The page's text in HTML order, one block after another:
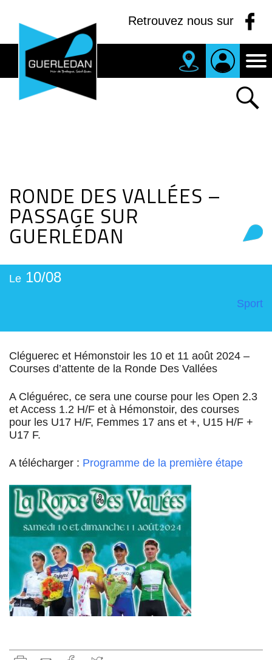
Retrouvez nous sur
RONDE DES VALLÉES –
PASSAGE SUR
GUERLÉDAN
Le 10/08
Sport
Cléguerec et Hémonstoir les 10 et 11 août 2024 –
Courses d’attente de la Ronde Des Vallées
A Cléguérec, ce sera une course pour les Open 2.3
et Access 1.2 H/F et à Hémonstoir, des courses
pour les U17 H/F, Femmes 17 ans et +, U15 H/F +
U17 F.
A télécharger : Programme de la première étape